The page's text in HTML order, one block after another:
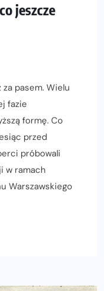
jeszcze
pasem. Wielu
fazie
formę. Co
przed
próbowali
w ramach
Warszawskiego